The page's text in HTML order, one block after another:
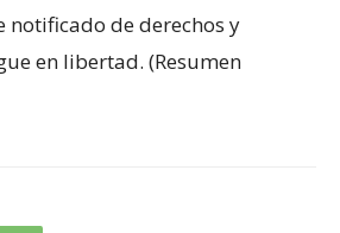
notificado de derechos y
en libertad. (Resumen